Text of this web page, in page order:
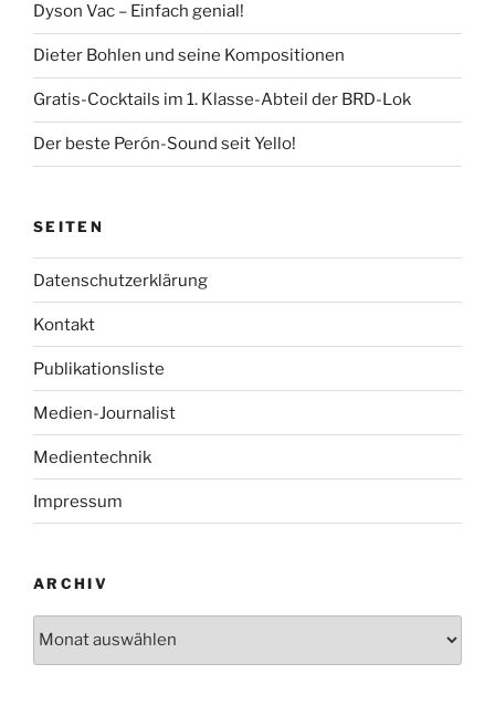
Dyson Vac – Einfach genial!
Dieter Bohlen und seine Kompositionen
Gratis-Cocktails im 1. Klasse-Abteil der BRD-Lok
Der beste Perón-Sound seit Yello!
SEITEN
Datenschutzerklärung
Kontakt
Publikationsliste
Medien-Journalist
Medientechnik
Impressum
ARCHIV